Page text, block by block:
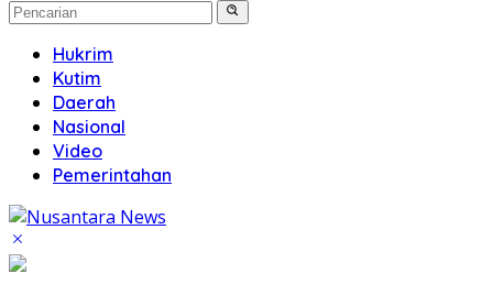
Hukrim
Kutim
Daerah
Nasional
Video
Pemerintahan